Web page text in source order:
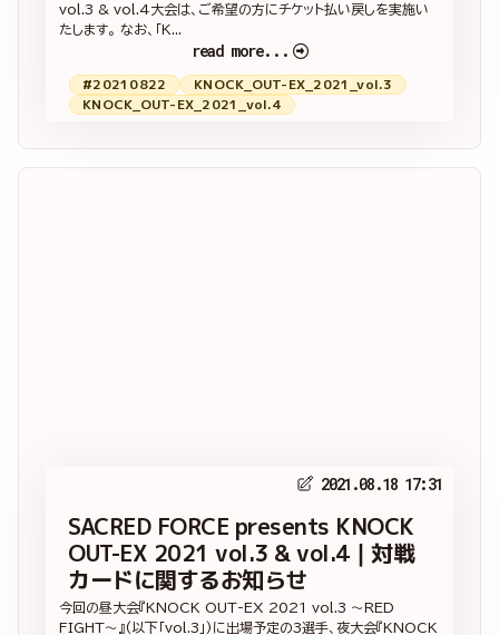
vol.3 & vol.4大会は、ご希望の方にチケット払い戻しを実施い
たします。 なお、「K...
read more...
#20210822
KNOCK_OUT-EX_2021_vol.3
KNOCK_OUT-EX_2021_vol.4
2021.08.18 17:31
SACRED FORCE presents KNOCK
OUT-EX 2021 vol.3 & vol.4｜対戦
カードに関するお知らせ
今回の昼大会『KNOCK OUT-EX 2021 vol.3 ～RED
FIGHT～』(以下「vol.3」)に出場予定の3選手、夜大会『KNOCK